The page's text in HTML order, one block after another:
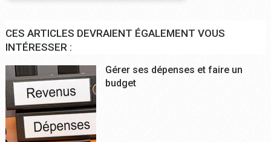
CES ARTICLES DEVRAIENT ÉGALEMENT VOUS
INTÉRESSER :
Gérer ses dépenses et faire un
budget